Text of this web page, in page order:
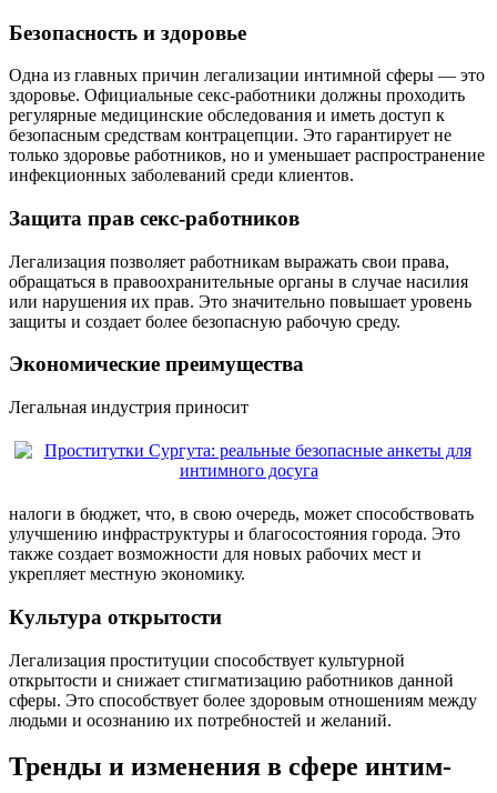
Безопасность и здоровье
Одна из главных причин легализации интимной сферы — это
здоровье. Официальные секс-работники должны проходить
регулярные медицинские обследования и иметь доступ к
безопасным средствам контрацепции. Это гарантирует не
только здоровье работников, но и уменьшает распространение
инфекционных заболеваний среди клиентов.
Защита прав секс-работников
Легализация позволяет работникам выражать свои права,
обращаться в правоохранительные органы в случае насилия
или нарушения их прав. Это значительно повышает уровень
защиты и создает более безопасную рабочую среду.
Экономические преимущества
Легальная индустрия приносит
налоги в бюджет, что, в свою очередь, может способствовать
улучшению инфраструктуры и благосостояния города. Это
также создает возможности для новых рабочих мест и
укрепляет местную экономику.
Культура открытости
Легализация проституции способствует культурной
открытости и снижает стигматизацию работников данной
сферы. Это способствует более здоровым отношениям между
людьми и осознанию их потребностей и желаний.
Тренды и изменения в сфере интим-